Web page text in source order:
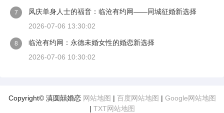
7
凤庆单身人士的福音：临沧有约网——同城征婚新选择
2026-07-06 13:30:02
8
临沧有约网：永德未婚女性的婚恋新选择
2026-07-06 10:30:02
Copyright© 滇圆囍婚恋 网站地图 | 百度网站地图 | Google网站地图
| TXT网站地图